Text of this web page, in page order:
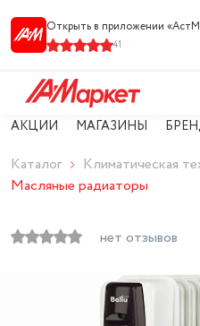
Открыть в приложении
41
АКЦИИ МАГАЗИНЫ
Каталог
Климатическая
Масляные радиаторы
нет отзывов